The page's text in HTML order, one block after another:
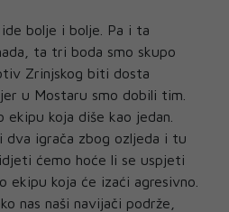
bolje i bolje. Pa i ta
ta tri boda smo skupo
Zrinjskog biti dosta
u Mostaru smo dobili tim.
koja diše kao jedan.
dva igrača zbog ozljeda i tu
ćemo hoće li se uspjeti
ekipu koja će izaći agresivno.
nas naši navijači podrže,